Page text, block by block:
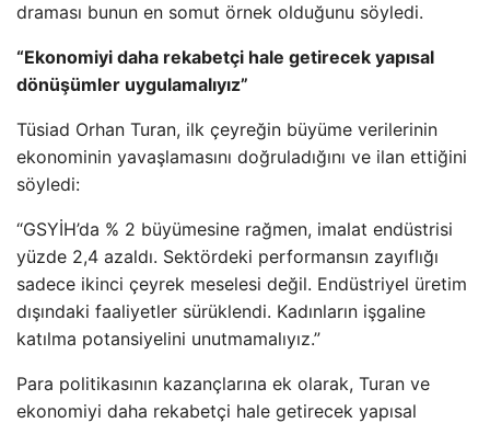
draması bunun en somut örnek olduğunu söyledi.
“Ekonomiyi daha rekabetçi hale getirecek yapısal
dönüşümler uygulamalıyız”
Tüsiad Orhan Turan, ilk çeyreğin büyüme verilerinin
ekonominin yavaşlamasını doğruladığını ve ilan ettiğini
söyledi:
“GSYİH’da % 2 büyümesine rağmen, imalat endüstrisi
yüzde 2,4 azaldı. Sektördeki performansın zayıflığı
sadece ikinci çeyrek meselesi değil. Endüstriyel üretim
dışındaki faaliyetler sürüklendi. Kadınların işgaline
katılma potansiyelini unutmamalıyız.”
Para politikasının kazançlarına ek olarak, Turan ve
ekonomiyi daha rekabetçi hale getirecek yapısal